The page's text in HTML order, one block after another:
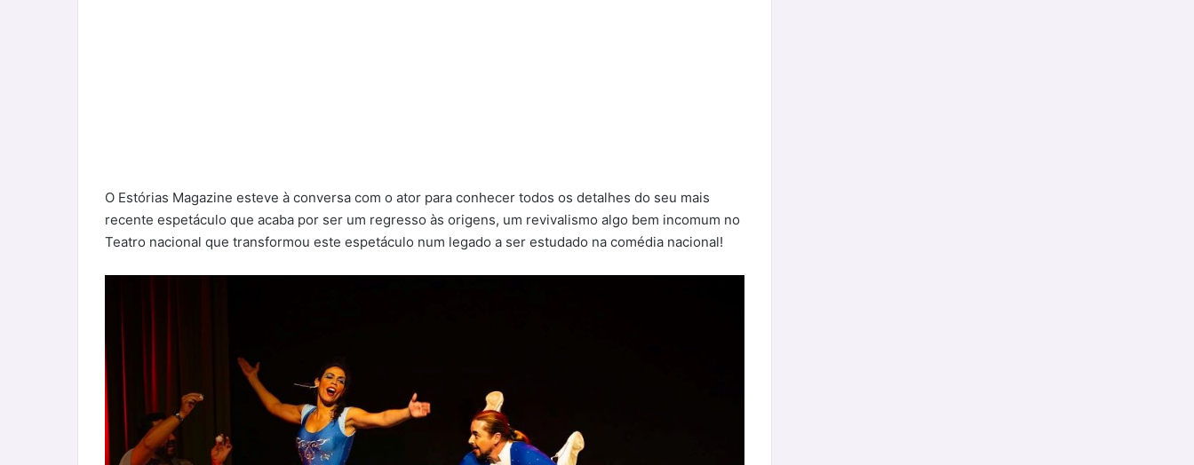
O Estórias Magazine esteve à conversa com o ator para conhecer todos os detalhes do seu mais
recente espetáculo que acaba por ser um regresso às origens, um revivalismo algo bem incomum no
Teatro nacional que transformou este espetáculo num legado a ser estudado na comédia nacional!